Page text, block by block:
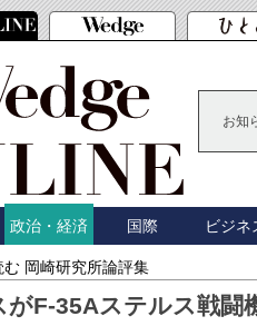
お知
政治・経済 国際 ビジネ
岡崎研究所論評集
がF-35Aステルス戦闘